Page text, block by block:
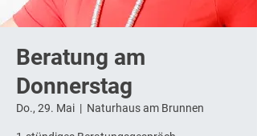
Beratung am
Donnerstag
Do., 29. Mai
  |
Naturhaus am Brunnen